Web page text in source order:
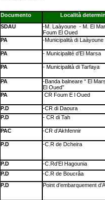
Documento
Località
SDAU
-M. Laàyoune - M. El
Foum El Oued
PA
-Municipalità di Laàyoune
PA - Municipalité d’El Marsa
PA - Municipalità di Tarfaya
PA
-Banda balneare “ El
El Oued”
PA
CR Foum E l Oued
P.D
-CR di Daoura
P.D
- CR di Tah
PAC -CR d’Akhfennir
P.D -C.R de Dcheira
P.D
-C.Rd’El Hagounia
P.D
-C.R de Boucrâa
P.D
Point d’embarquement